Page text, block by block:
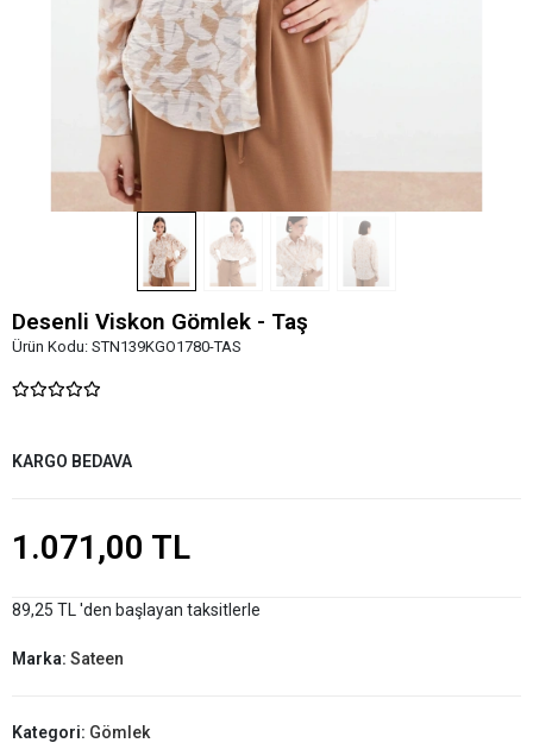
Desenli Viskon Gömlek - Taş
Ürün Kodu: STN139KGO1780-TAS
KARGO BEDAVA
1.071,00 TL
89,25 TL 'den başlayan taksitlerle
Marka: Sateen
Kategori: Gömlek